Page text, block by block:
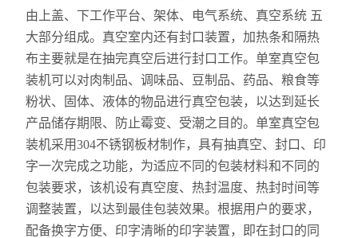
由上盖、下工作平台、架体、电气系统、真空系统 五
大部分组成。真空室内还有封口装置，加热条和隔热
布主要就是在抽完真空后进行封口工作。单室真空包
装机可以对肉制品、调味品、豆制品、药品、粮食等
粉状、固体、液体的物品进行真空包装，以达到延长
产品储存期限、防止霉变、受潮之目的。单室真空包
装机采用304不锈钢板材制作，具有抽真空、封口、印
字一次完成之功能，为适应不同的包装材料和不同的
包装要求，该机设有真空度、热封温度、热封时间等
调整装置，以达到最佳包装效果。根据用户的要求，
配备换字方便、印字清晰的印字装置，即在封口的同